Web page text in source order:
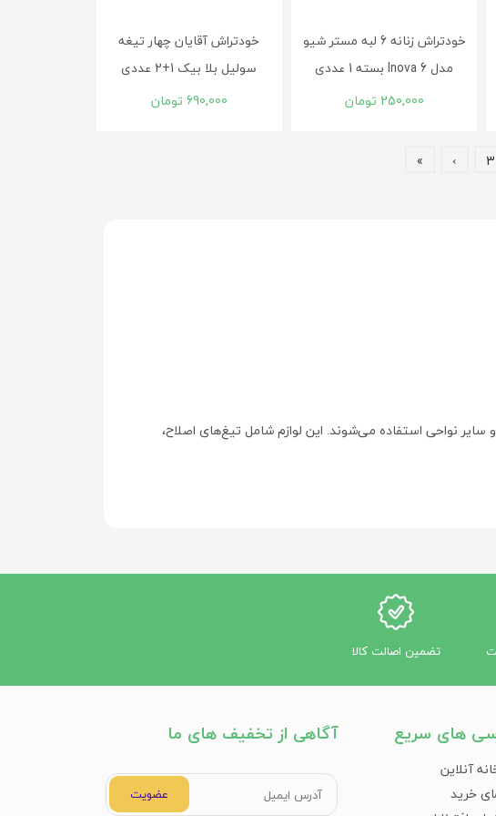
خودتراش زنانه 6 لبه مستر شیو
مدل Inova 6 بسته 1 عددی
250,000 تومان
خودتراش آقایان چهار تیغه
سولیل بلا بیک 1+2 عددی
690,000 تومان
3
›
»
سایر نواحی استفاده می‌شوند. این لوازم شامل تیغ‌های اصلاح،
تضمین اصالت کالا
های سریع
آنلاین
خرید
آگاهی از تخفیف های ما
عضویت